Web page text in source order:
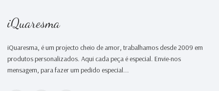
iQuaresma
iQuaresma, é um projecto cheio de amor, trabalhamos desde 2009 em
produtos personalizados. Aqui cada peça é especial. Envie-nos
mensagem, para fazer um pedido especial...